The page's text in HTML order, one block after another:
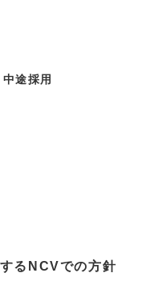
中途採用
るNCVでの方針